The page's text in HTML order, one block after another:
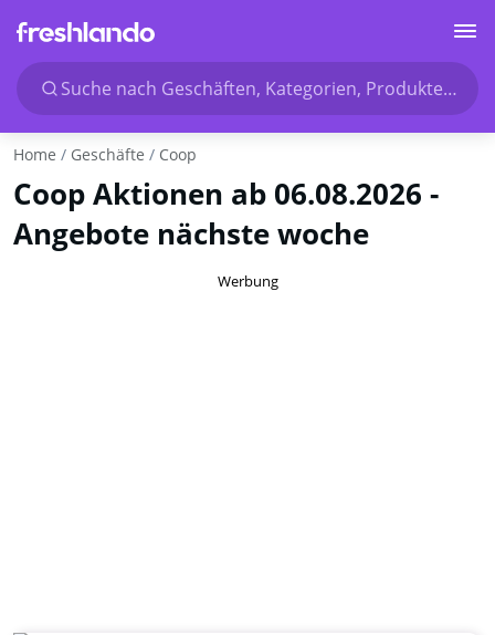
Suche nach Geschäften, Kategorien, Produkten...
Home Geschäfte Coop
Coop Aktionen ab 06.08.2026 -
Angebote nächste woche
Werbung